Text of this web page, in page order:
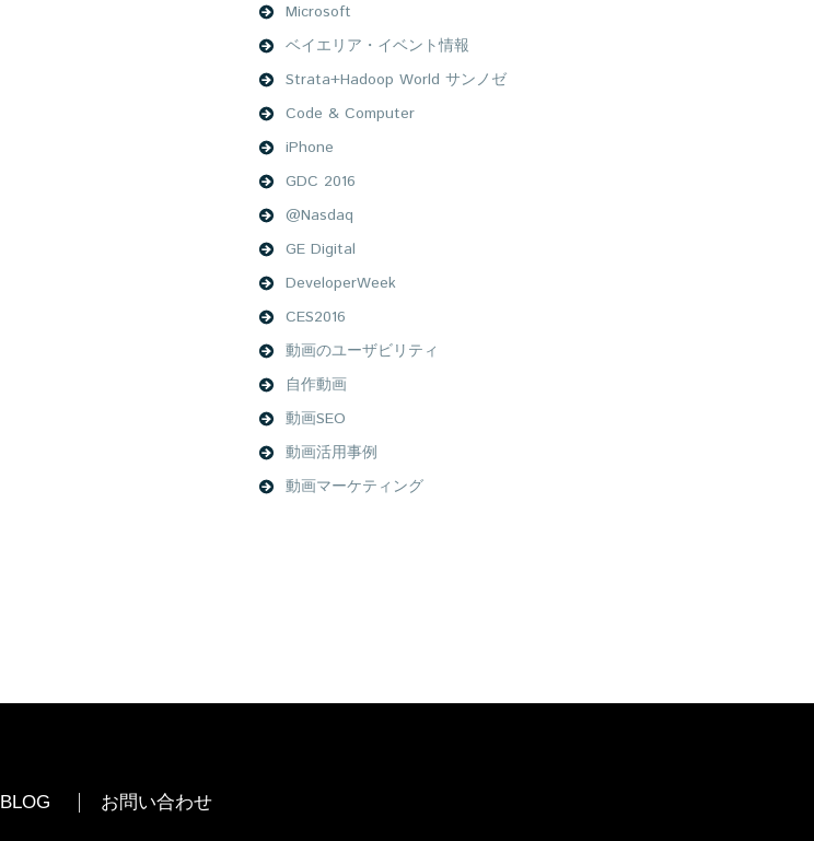
Microsoft
ベイエリア・イベント情報
Strata+Hadoop World サンノゼ
Code & Computer
iPhone
GDC 2016
@Nasdaq
GE Digital
DeveloperWeek
CES2016
動画のユーザビリティ
自作動画
動画SEO
動画活用事例
動画マーケティング
BLOG お問い合わせ